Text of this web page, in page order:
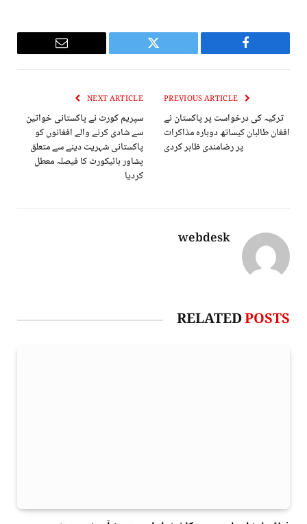
Facebook
Twitter
Email
ترکیہ کی درخواست پر پاکستان نے
افغان طالبان کیساتھ دوبارہ مذاکرات
پر رضامندی ظاہر کردی
NEXT ARTICLE
سپریم کورٹ نے پاکستانی خواتین
سے شادی کرنے والے افغانوں کو
پاکستانی شہریت دینے سے متعلق
پشاور ہائیکورٹ کا فیصلہ معطل
کردیا
webdesk
RELATEDPOSTS